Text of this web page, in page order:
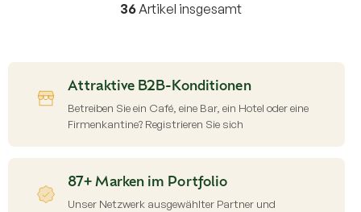
S
e
r
e
l
n
t
36Artikel insgesamt
Attraktive B2B-Konditionen
Betreiben Sie ein Café, eine Bar, ein Hotel oder eine
Firmenkantine? Registrieren Sie sich
87+ Marken im Portfolio
Unser Netzwerk ausgewählter Partner und